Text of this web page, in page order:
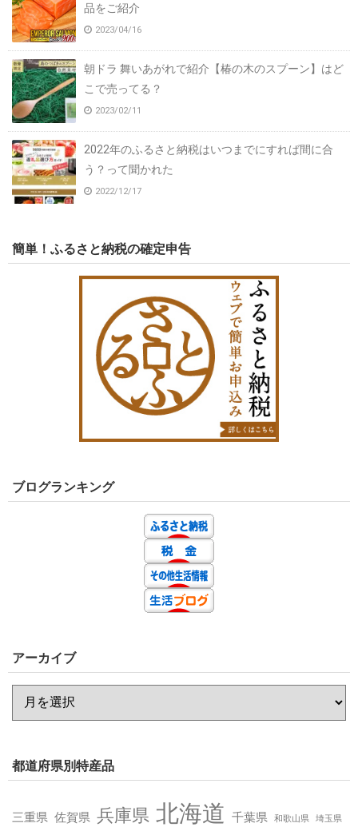
品をご紹介
2023/04/16
朝ドラ 舞いあがれで紹介【椿の木のスプーン】はど
こで売ってる？
2023/02/11
2022年のふるさと納税はいつまでにすれば間に合
う？って聞かれた
2022/12/17
簡単！ふるさと納税の確定申告
ブログランキング
アーカイブ
都道府県別特産品
三重県 佐賀県 兵庫県 北海道 千葉県 和歌山県 埼玉県